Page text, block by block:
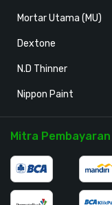
Mortar Utama (MU)
Dextone
N.D Thinner
Nippon Paint
Mitra Pembayaran